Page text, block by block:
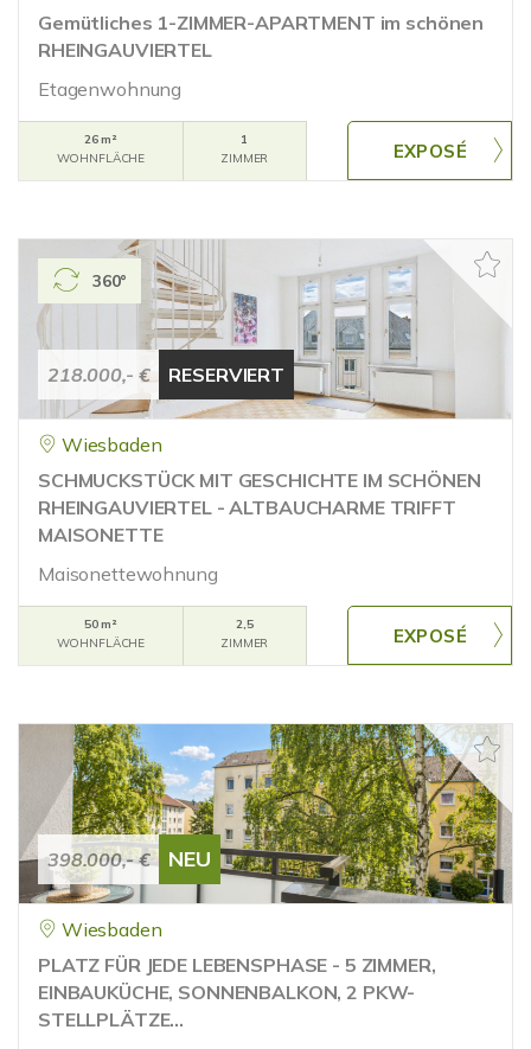
Gemütliches 1-ZIMMER-APARTMENT im schönen
RHEINGAUVIERTEL
Etagenwohnung
26 m²
WOHNFLÄCHE
1
ZIMMER
218.000,- € RESERVIERT
360°
Wiesbaden
SCHMUCKSTÜCK MIT GESCHICHTE IM SCHÖNEN
RHEINGAUVIERTEL - ALTBAUCHARME TRIFFT
MAISONETTE
Maisonettewohnung
50 m²
WOHNFLÄCHE
2,5
ZIMMER
398.000,- € NEU
Wiesbaden
PLATZ FÜR JEDE LEBENSPHASE - 5 ZIMMER,
EINBAUKÜCHE, SONNENBALKON, 2 PKW-
STELLPLÄTZE...